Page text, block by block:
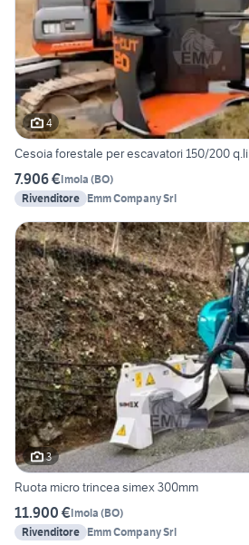
4
Cesoia forestale per escavatori 150/200 q.li
7.906 €Imola (BO)
Rivenditore Emm Company Srl
3
Ruota micro trincea simex 300mm
11.900 €Imola (BO)
Rivenditore Emm Company Srl